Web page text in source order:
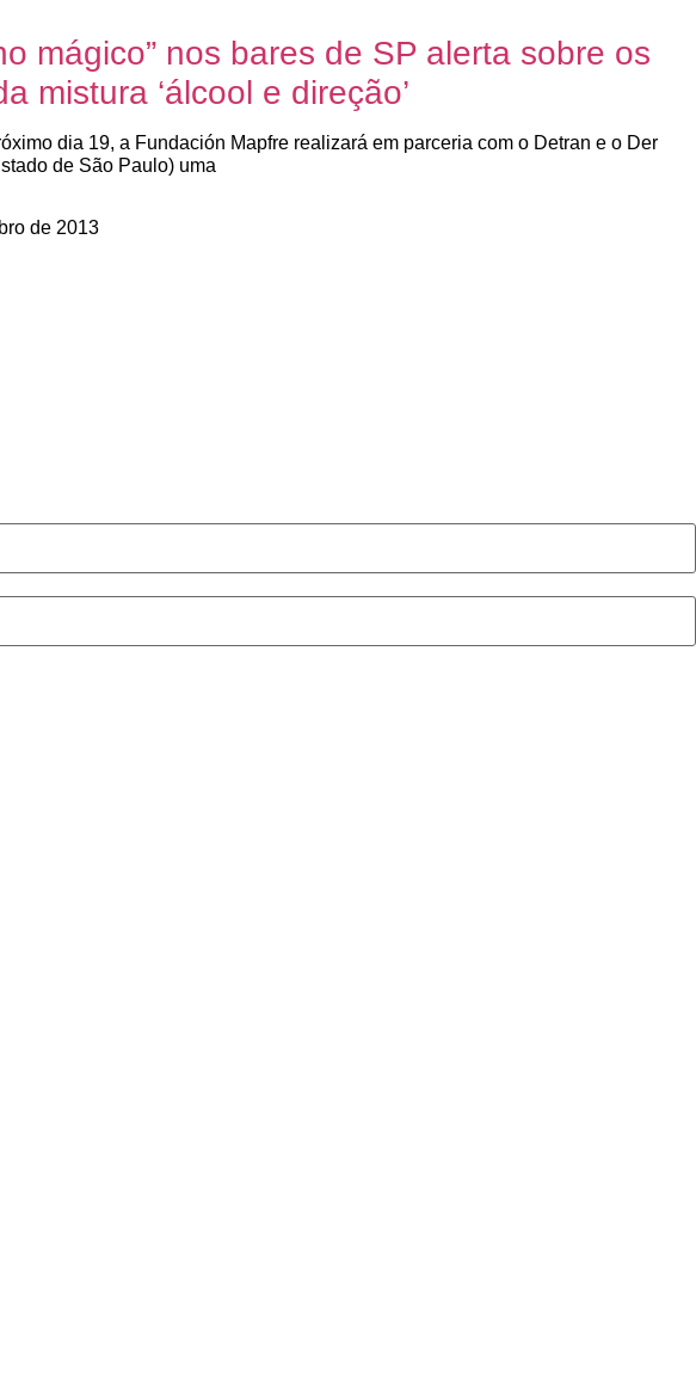
mágico” nos bares de SP alerta sobre os
mistura ‘álcool e direção’
dia 19, a Fundación Mapfre realizará em parceria com o Detran e o Der
de São Paulo) uma
de 2013